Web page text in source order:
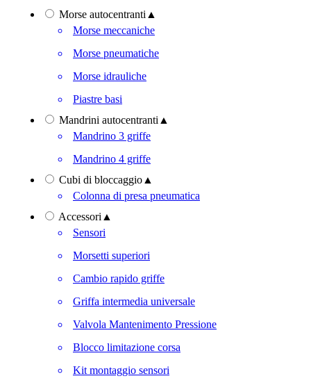
Morse autocentranti ▲
Morse meccaniche
Morse pneumatiche
Morse idrauliche
Piastre basi
Mandrini autocentranti ▲
Mandrino 3 griffe
Mandrino 4 griffe
Cubi di bloccaggio ▲
Colonna di presa pneumatica
Accessori ▲
Sensori
Morsetti superiori
Cambio rapido griffe
Griffa intermedia universale
Valvola Mantenimento Pressione
Blocco limitazione corsa
Kit montaggio sensori